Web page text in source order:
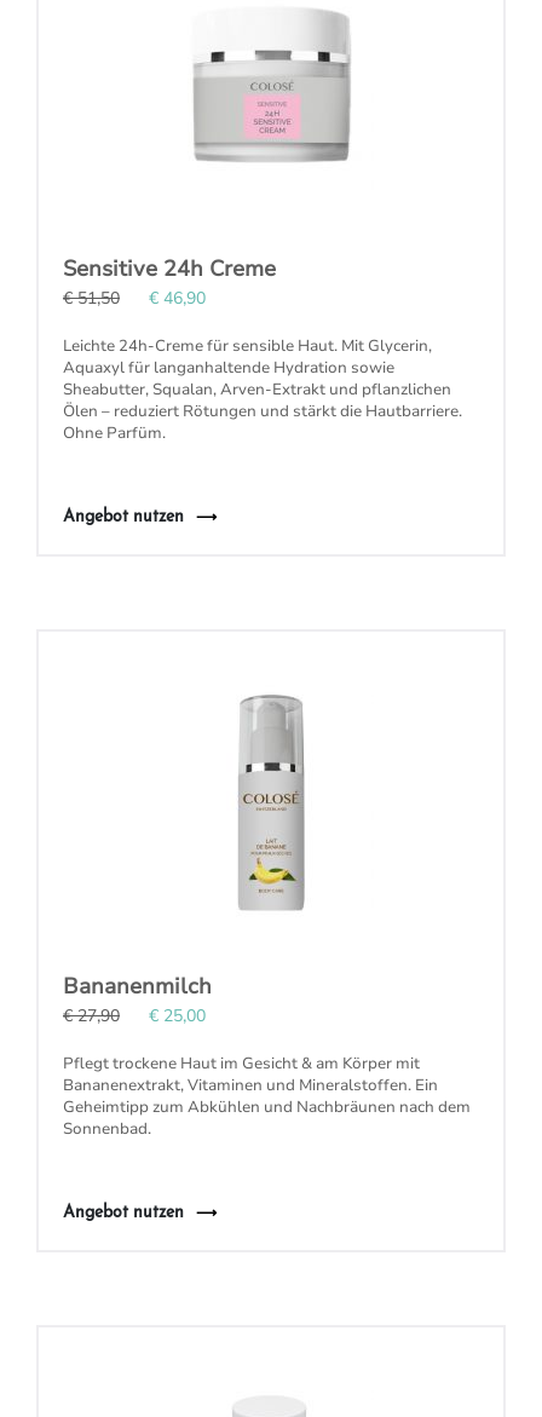
Sensitive 24h Creme
€ 51,50 € 46,90
Leichte 24h-Creme für sensible Haut. Mit Glycerin,
Aquaxyl für langanhaltende Hydration sowie
Sheabutter, Squalan, Arven-Extrakt und pflanzlichen
Ölen – reduziert Rötungen und stärkt die Hautbarriere.
Ohne Parfüm.
Angebot nutzen
Bananenmilch
€ 27,90 € 25,00
Pflegttrockene Haut im Gesicht & am Körper mit
Bananenextrakt, Vitaminen und Mineralstoffen. Ein
Geheimtipp zum Abkühlen und Nachbräunen nach dem
Sonnenbad.
Angebot nutzen